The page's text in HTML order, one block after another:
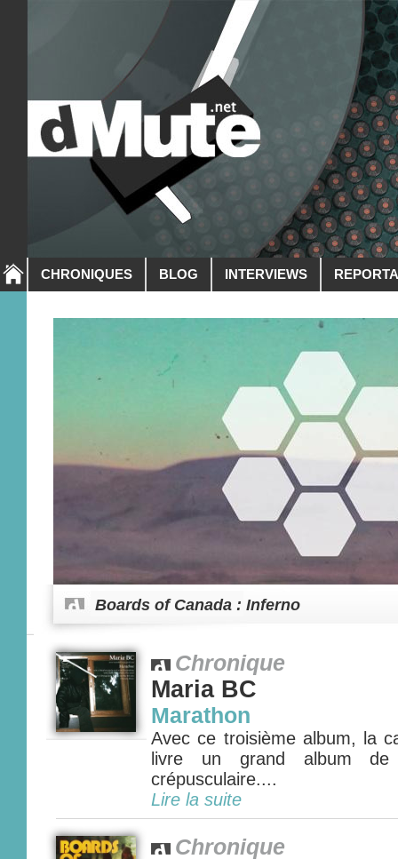
CHRONIQUES BLOG INTERVIEWS
Boards of Canada : Inferno
Chronique
Maria BC
Marathon
Avec ce troisième album, la
livre un grand album
crépusculaire....
Lire la suite
Chronique